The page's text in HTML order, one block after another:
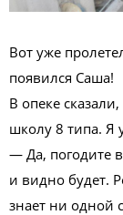
Вот уже
появился Саша!
В опеке
школу 8 типа. Я
— Да, погодите
и видно будет.
знает ни одной